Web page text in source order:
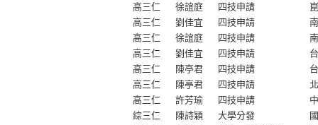
高三仁
徐誼庭 四技申請
高三仁
劉佳宜 四技申請
高三仁
徐誼庭 四技申請
高三仁
劉佳宜 四技申請
高三仁
陳亭君 四技申請
高三仁
陳亭君 四技申請
高三仁
許芳瑜 四技申請
綜三仁
陳詩穎 大學分發